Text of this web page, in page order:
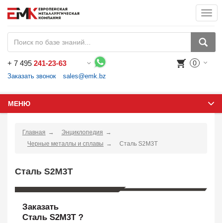
+ 7 495 241-23-63
Заказать звонок sales@emk.bz
0
МЕНЮ
Главная
Энциклопедия
Черные металлы и сплавы
Сталь S2M3T
Сталь S2M3T
Заказать
Сталь S2M3T ?